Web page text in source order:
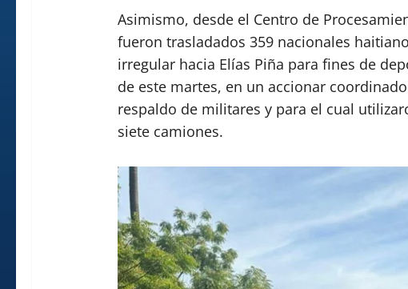
Asimismo, desde el Centro de
fueron trasladados 359 nacionales
irregular hacia Elías Piña para fines de
de este martes, en un accionar
respaldo de militares y para el cual
siete camiones.